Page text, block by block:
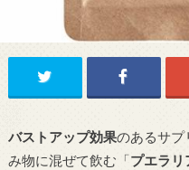
バストアップ効果のあるサプ
み物に混ぜて飲む「プエラリ